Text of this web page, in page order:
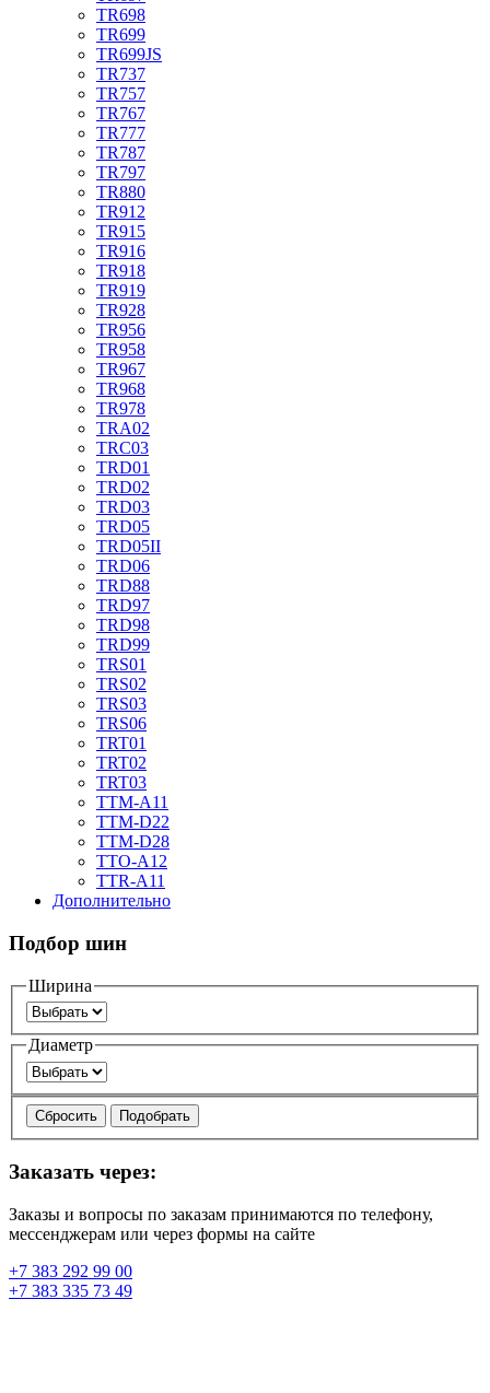
TR698
TR699
TR699JS
TR737
TR757
TR767
TR777
TR787
TR797
TR880
TR912
TR915
TR916
TR918
TR919
TR928
TR956
TR958
TR967
TR968
TR978
TRA02
TRC03
TRD01
TRD02
TRD03
TRD05
TRD05II
TRD06
TRD88
TRD97
TRD98
TRD99
TRS01
TRS02
TRS03
TRS06
TRT01
TRT02
TRT03
TTM-A11
TTM-D22
TTM-D28
TTO-A12
TTR-A11
Дополнительно
Подбор шин
Ширина
Диаметр
Сбросить Подобрать
Заказать через:
Заказы и вопросы по заказам принимаются по телефону,
мессенджерам или через формы на сайте
+7 383 292 99 00
+7 383 335 73 49